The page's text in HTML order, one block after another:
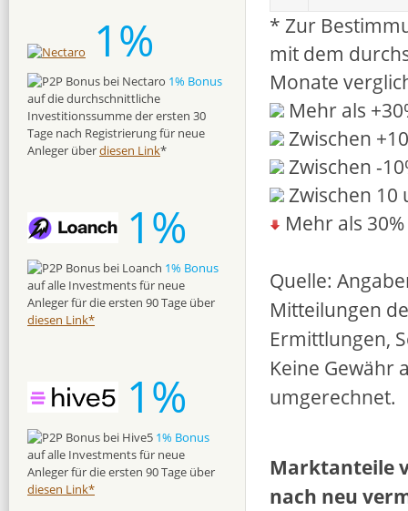
* Zur
mit dem
Monate
Mehr als
Zwischen
Zwischen -
Zwischen 10
Mehr als
Quelle:
Mitteilungen
Ermittlungen,
Keine Gewähr
umgerechnet.
Marktanteile
nach neu
1%
1% Bonus
auf die durchschnittliche
Investitionssumme der ersten 30
Tage nach Registrierung für neue
Anleger überdiesen Link*
1%
1% Bonus
auf alle Investments für neue
Anleger für die ersten 90 Tage über
diesen Link*
1%
1% Bonus
auf alle Investments für neue
Anleger für die ersten 90 Tage über
diesen Link*